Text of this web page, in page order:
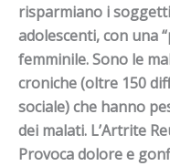
risparmiano i
adolescenti, con una
femminile. Sono le
croniche (oltre 150
sociale) che hanno
dei malati. L’Artrite
Provoca dolore e